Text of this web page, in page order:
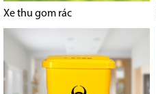
Xe thu gom rác